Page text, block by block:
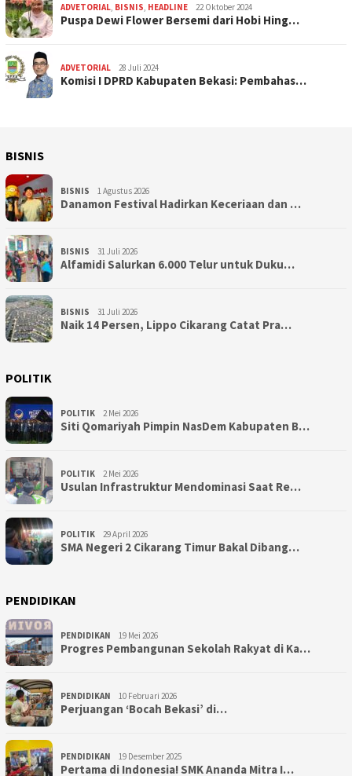
ADVETORIAL BISNIS HEADLINE 22 Oktober 2024
Puspa Dewi Flower Bersemi dari Hobi Hing…
ADVETORIAL 28 Juli 2024
Komisi I DPRD Kabupaten Bekasi: Pembahas…
BISNIS
BISNIS 1 Agustus 2026
Danamon Festival Hadirkan Keceriaan dan …
BISNIS 31 Juli 2026
Alfamidi Salurkan 6.000 Telur untuk Duku…
BISNIS 31 Juli 2026
Naik 14 Persen, Lippo Cikarang Catat Pra…
POLITIK
POLITIK 2 Mei 2026
Siti Qomariyah Pimpin NasDem Kabupaten B…
POLITIK 2 Mei 2026
Usulan Infrastruktur Mendominasi Saat Re…
POLITIK 29 April 2026
SMA Negeri 2 Cikarang Timur Bakal Dibang…
PENDIDIKAN
PENDIDIKAN 19 Mei 2026
Progres Pembangunan Sekolah Rakyat di Ka…
PENDIDIKAN 10 Februari 2026
Perjuangan ‘Bocah Bekasi’ di…
PENDIDIKAN 19 Desember 2025
Pertama di Indonesia! SMK Ananda Mitra I…